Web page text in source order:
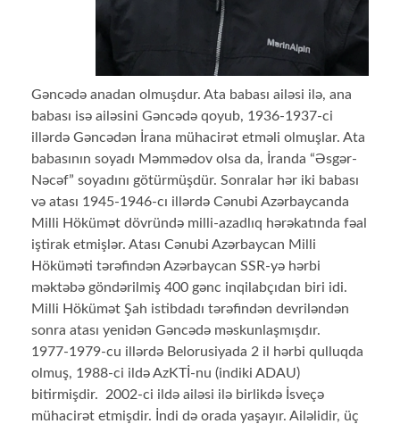
Gəncədə anadan olmuşdur. Ata babası ailəsi ilə, ana
babası isə ailəsini Gəncədə qoyub, 1936-1937-ci
illərdə Gəncədən İrana mühacirət etməli olmuşlar. Ata
babasının soyadı Məmmədov olsa da, İranda “Əsgər-
Nəcəf” soyadını götürmüşdür. Sonralar hər iki babası
və atası 1945-1946-cı illərdə Cənubi Azərbaycanda
Milli Hökümət dövründə milli-azadlıq hərəkatında fəal
iştirak etmişlər. Atası Cənubi Azərbaycan Milli
Höküməti tərəfindən Azərbaycan SSR-yə hərbi
məktəbə göndərilmiş 400 gənc inqilabçıdan biri idi.
Milli Hökümət Şah istibdadı tərəfindən devriləndən
sonra atası yenidən Gəncədə məskunlaşmışdır.
1977-1979-cu illərdə Belorusiyada 2 il hərbi qulluqda
olmuş, 1988-ci ildə AzKTİ-nu (indiki ADAU)
bitirmişdir. 2002-ci ildə ailəsi ilə birlikdə İsveçə
mühacirət etmişdir. İndi də orada yaşayır. Ailəlidir, üç